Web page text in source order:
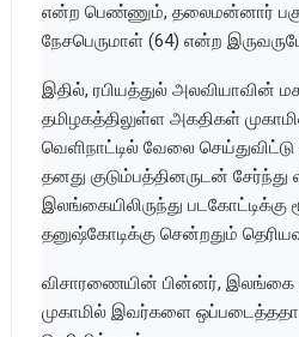
என்ற பெண்ணும், தலைமன்னார்
நேசபெருமாள் (64) என்ற
இதில், ரபியத்துல் அலவியாவின்
தமிழகத்திலுள்ள அகதிகள்
வெளிநாட்டில் வேலை
தனது குடும்பத்தினருடன்
இலங்கையிலிருந்து படகோட்டிக்கு
தனுஷ்கோடிக்கு சென்றதும்
விசாரணையின் பின்னர், இலங்கை
முகாமில் இவர்களை